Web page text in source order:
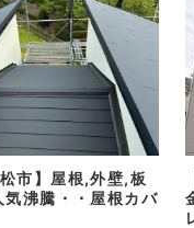
松市】屋根,外壁,板
沸騰・・屋根カバ